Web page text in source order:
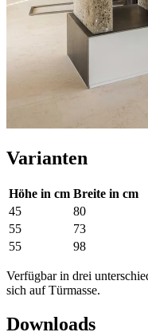
Varianten
Höhe in cm Breite in cm
45
80
55
73
55
98
Verfügbar in drei
sich auf Türmasse.
Downloads